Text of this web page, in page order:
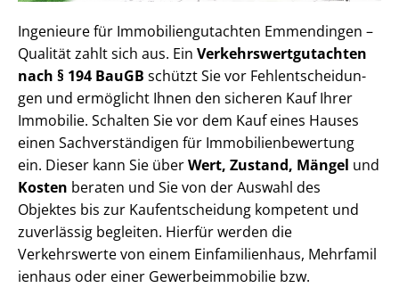
Ingenieure für Im­mo­bi­li­en­gut­ach­ten Emmendingen –
Qualität zahlt sich aus. Ein Ver­kehrs­wert­gut­ach­ten
nach § 194 BauGB schützt Sie vor Fehl­ent­schei­dun­
gen und ermöglicht Ihnen den sicheren Kauf Ihrer
Immobilie. Schalten Sie vor dem Kauf eines Hauses
einen Sach­ver­stän­di­gen für Im­mo­bi­li­en­be­wer­tung
ein. Dieser kann Sie überWert, Zustand, Mängel und
Kosten beraten und Sie von der Auswahl des
Objektes bis zur Kauf­ent­schei­dung kompetent und
zuverlässig begleiten. Hierfür werden die
Verkehrswerte von einem Einfamilienhaus, Mehr­fa­mi­l
i­en­haus oder einer Ge­wer­be­im­mo­bi­lie bzw.